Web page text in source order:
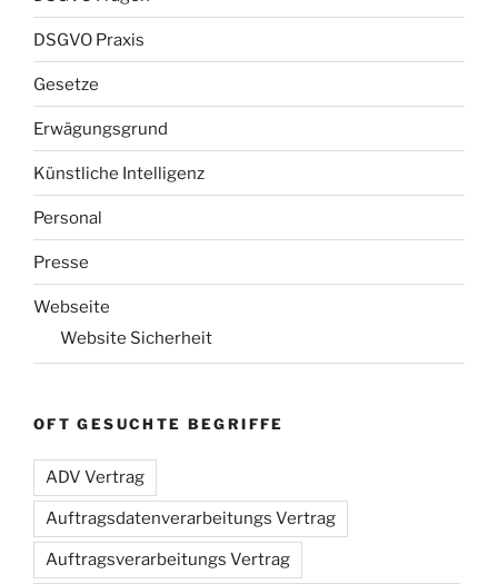
DSGVO Praxis
Gesetze
Erwägungsgrund
Künstliche Intelligenz
Personal
Presse
Webseite
Website Sicherheit
OFT GESUCHTE BEGRIFFE
ADV Vertrag
Auftragsdatenverarbeitungs Vertrag
Auftragsverarbeitungs Vertrag